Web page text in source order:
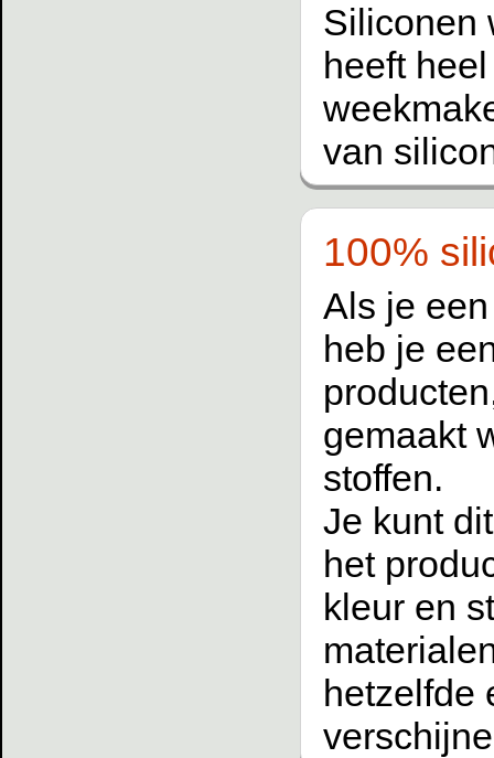
Siliconen
heeft
van
100%
Als je
heb je
gemaakt
stoffen.
Je kunt
het
kleur en
hetzelfde